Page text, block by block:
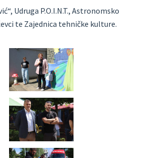
Udruga P.O.I.N.T., Astronomsko
te Zajednica tehničke kulture.